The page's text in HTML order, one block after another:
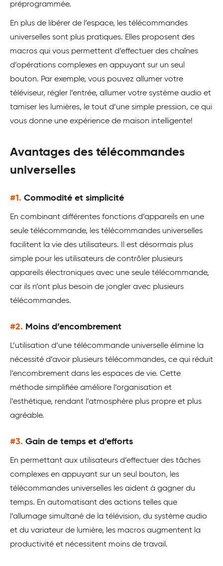
préprogrammée.
En plus de libérer de l’espace, les télécommandes
universelles sont plus pratiques. Elles proposent des
macros qui vous permettent d’effectuer des chaînes
d’opérations complexes en appuyant sur un seul
bouton. Par exemple, vous pouvez allumer votre
téléviseur, régler l’entrée, allumer votre système audio et
tamiser les lumières, le tout d’une simple pression, ce qui
vous donne une expérience de maison intelligente!
Avantages des télécommandes
universelles
#1. Commodité et simplicité
En combinant différentes fonctions d’appareils en une
seule télécommande, les télécommandes universelles
facilitent la vie des utilisateurs. Il est désormais plus
simple pour les utilisateurs de contrôler plusieurs
appareils électroniques avec une seule télécommande,
car ils n’ont plus besoin de jongler avec plusieurs
télécommandes.
#2. Moins d’encombrement
L’utilisation d’une télécommande universelle élimine la
nécessité d’avoir plusieurs télécommandes, ce qui réduit
l’encombrement dans les espaces de vie. Cette
méthode simplifiée améliore l’organisation et
l’esthétique, rendant l’atmosphère plus propre et plus
agréable.
#3. Gain de temps et d’efforts
En permettant aux utilisateurs d’effectuer des tâches
complexes en appuyant sur un seul bouton, les
télécommandes universelles les aident à gagner du
temps. En automatisant des actions telles que
l’allumage simultané de la télévision, du système audio
et du variateur de lumière, les macros augmentent la
productivité et nécessitent moins de travail.